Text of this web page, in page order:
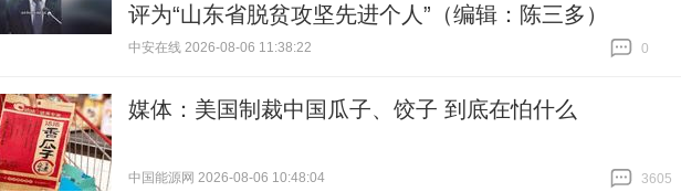
评为“山东省脱贫攻坚先进个人”（编辑：陈三多）
中安在线 2026-08-06 11:38:22
0
媒体：美国制裁中国瓜子、饺子 到底在怕什么
中国能源网 2026-08-06 10:48:04
3605